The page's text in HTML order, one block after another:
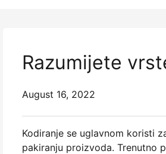
Razumijete
August 16, 2022
Kodiranje se uglavnom koristi
pakiranju proizvoda. Trenutno